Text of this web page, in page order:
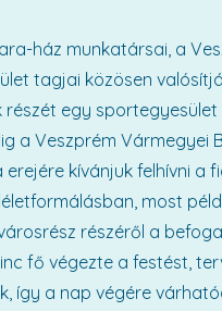
ház munkatársai, a
tagjai közösen
egy
a Veszprém Vármegyei
kívánjuk felhívni a
most
részéről a
fő végezte a festést,
így a nap végére